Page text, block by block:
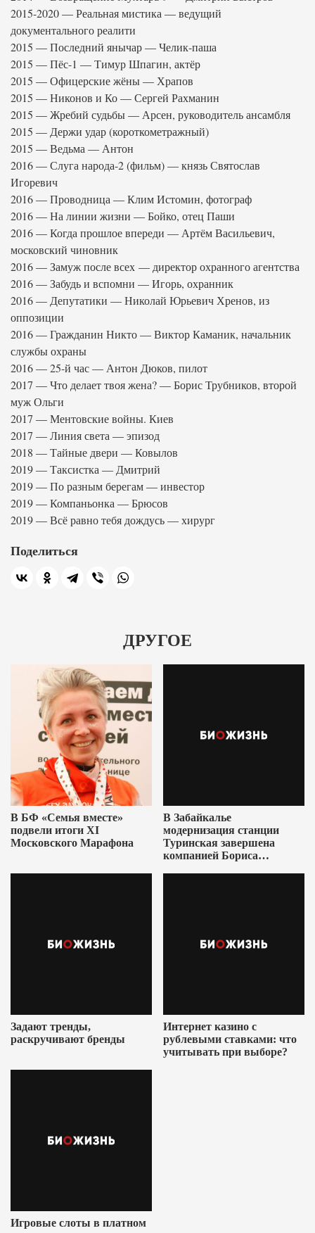
2015-2020 — Реальная мистика — ведущий
документального реалити
2015 — Последний янычар — Челик-паша
2015 — Пёс-1 — Тимур Шпагин, актёр
2015 — Офицерские жёны — Храпов
2015 — Никонов и Ко — Сергей Рахманин
2015 — Жребий судьбы — Арсен, руководитель ансамбля
2015 — Держи удар (короткометражный)
2015 — Ведьма — Антон
2016 — Слуга народа-2 (фильм) — князь Святослав
Игоревич
2016 — Проводница — Клим Истомин, фотограф
2016 — На линии жизни — Бойко, отец Паши
2016 — Когда прошлое впереди — Артём Васильевич,
московский чиновник
2016 — Замуж после всех — директор охранного агентства
2016 — Забудь и вспомни — Игорь, охранник
2016 — Депутатики — Николай Юрьевич Хренов, из
оппозиции
2016 — Гражданин Никто — Виктор Каманик, начальник
службы охраны
2016 — 25-й час — Антон Дюков, пилот
2017 — Что делает твоя жена? — Борис Трубников, второй
муж Ольги
2017 — Ментовские войны. Киев
2017 — Линия света — эпизод
2018 — Тайные двери — Ковылов
2019 — Таксистка — Дмитрий
2019 — По разным берегам — инвестор
2019 — Компаньонка — Брюсов
2019 — Всё равно тебя дождусь — хирург
Поделиться
ДРУГОЕ
В БФ «Семья вместе»
подвели итоги XI
Московского Марафона
В Забайкалье
модернизация станции
Туринская завершена
компанией Бориса
Задают тренды,
раскручивают бренды
Интернет казино с
рублевыми ставками: что
учитывать при выборе?
Игровые слоты в платном